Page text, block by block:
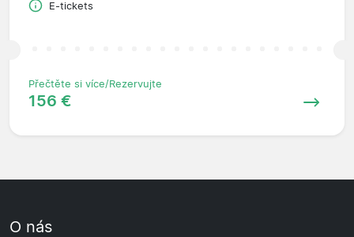
E-tickets
Přečtěte si více/Rezervujte
156 €
O nás